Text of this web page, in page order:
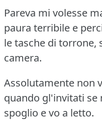
Pareva mi volesse
paura terribile e
le tasche di torrone,
camera.
Assolutamente non
quando gl'invitati se
spoglio e vo a letto.